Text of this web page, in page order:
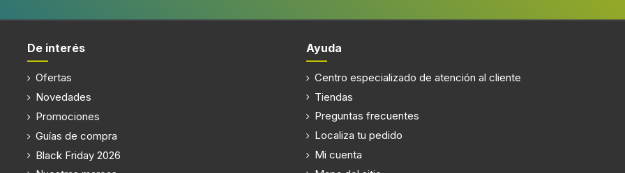
en la parte trasera
Número de niveles de potencia
De interés
Ofertas
Novedades
Promociones
Guías de compra
Black Friday 2026
Ayuda
Centro especializado de atención al cliente
Tiendas
Preguntas frecuentes
Localiza tu pedido
Mi cuenta